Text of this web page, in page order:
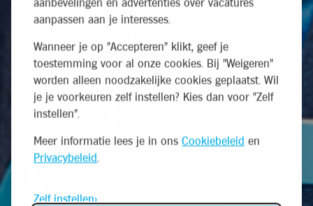
aanbevelingen en advertenties over vacatures
aanpassen aan je interesses.
Wanneer je op "Accepteren" klikt, geef je
toestemming voor al onze cookies. Bij "Weigeren"
worden alleen noodzakelijke cookies geplaatst. Wil
je je voorkeuren zelf instellen? Kies dan voor "Zelf
instellen".
Meer informatie lees je in ons Cookiebeleid en
Privacybeleid.
Zelf instellen